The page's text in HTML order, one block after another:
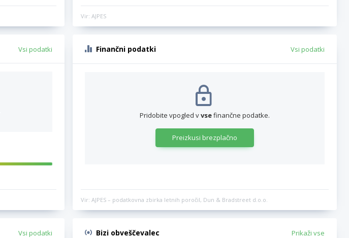
Vir: AJPES
Vsi podatki Finančni podatki Vsi podatki
Pridobite vpogled vvsefinančne podatke.
Preizkusi brezplačno
Vir: AJPES – podatkovna zbirka letnih poročil, Dun & Bradstreet d.o.o.
Vsi podatki Bizi obveščevalec Prikaži vse